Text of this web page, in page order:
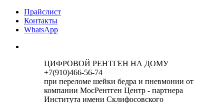
Прайслист
Контакты
WhatsApp
ЦИФРОВОЙ РЕНТГЕН НА ДОМУ
+7(910)466-56-74
при переломе шейки бедра и пневмонии от
компании МосРентген Центр - партнера
Института имени Склифосовского